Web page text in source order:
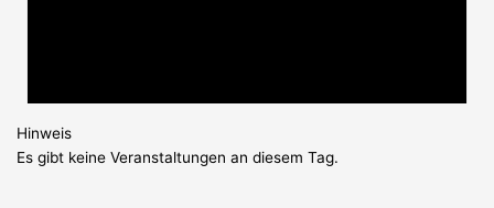
Hinweis
Es gibt keine Veranstaltungen an diesem Tag.